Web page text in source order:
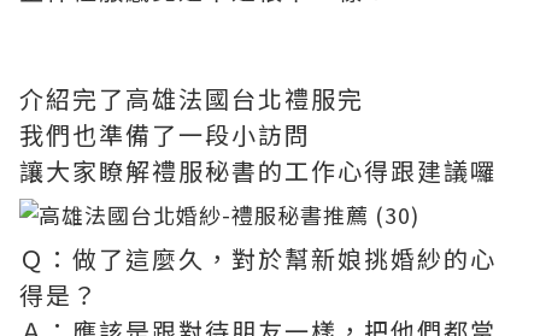
介紹完了高雄法國台北禮服完
我們也準備了一段小訪問
讓大家瞭解禮服秘書的工作心得跟建議囉
Ｑ：做了這麼久，對於幫新娘挑婚紗的心
得是？